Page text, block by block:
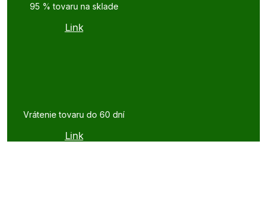
95 % tovaru na sklade
Link
Vrátenie tovaru do 60 dní
Link